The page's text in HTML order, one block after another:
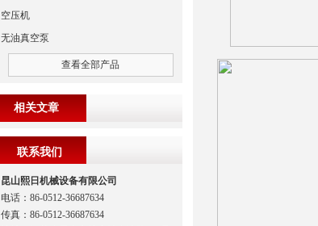
空压机
无油真空泵
查看全部产品
相关文章
联系我们
昆山熙日机械设备有限公司
电话：86-0512-36687634
传真：86-0512-36687634